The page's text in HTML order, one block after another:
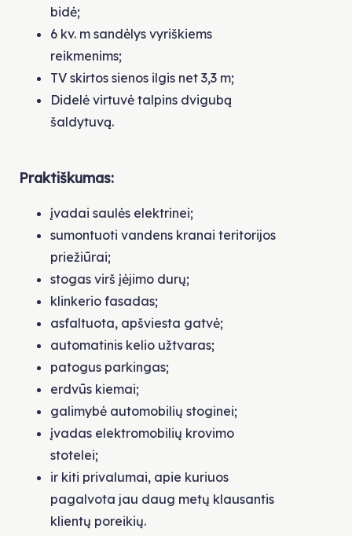
bidė;
6 kv. m sandėlys vyriškiems
reikmenims;
TV skirtos sienos ilgis net 3,3 m;
Didelė virtuvė talpins dvigubą
šaldytuvą.
Praktiškumas:
įvadai saulės elektrinei;
sumontuoti vandens kranai teritorijos
priežiūrai;
stogas virš įėjimo durų;
klinkerio fasadas;
asfaltuota, apšviesta gatvė;
automatinis kelio užtvaras;
patogus parkingas;
erdvūs kiemai;
galimybė automobilių stoginei;
įvadas elektromobilių krovimo
stotelei;
ir kiti privalumai, apie kuriuos
pagalvota jau daug metų klausantis
klientų poreikių.